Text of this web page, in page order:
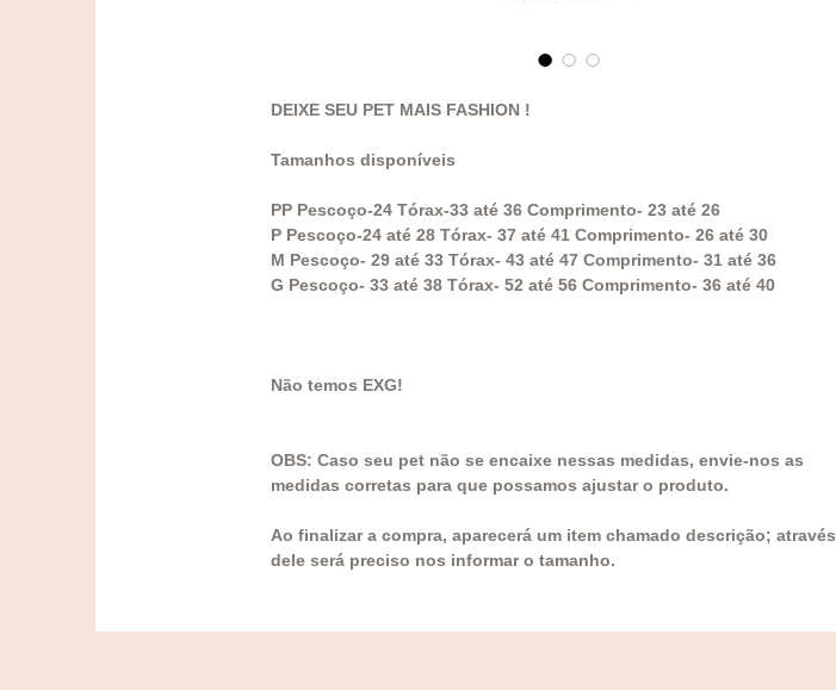
DEIXE SEU PET MAIS FASHION !
Tamanhos disponíveis
PP Pescoço-24 Tórax-33 até 36 Comprimento- 23 até 26
P Pescoço-24 até 28 Tórax- 37 até 41 Comprimento- 26 até 30
M Pescoço- 29 até 33 Tórax- 43 até 47 Comprimento- 31 até 36
G Pescoço- 33 até 38 Tórax- 52 até 56 Comprimento- 36 até 40
Não temos EXG!
OBS: Caso seu pet não se encaixe nessas medidas, envie-nos as
medidas corretas para que possamos ajustar o produto.
Ao finalizar a compra, aparecerá um item chamado descrição; através
dele será preciso nos informar o tamanho.